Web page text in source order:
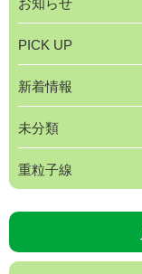
お知らせ
PICK UP
新着情報
未分類
重粒子線